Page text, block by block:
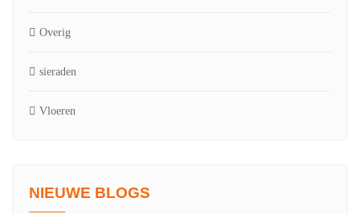
Overig
sieraden
Vloeren
NIEUWE BLOGS